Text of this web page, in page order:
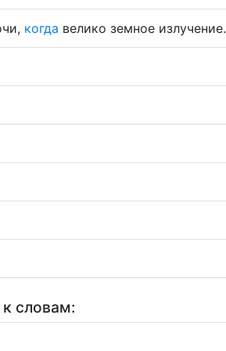
когда велико земное излучение.
словам: